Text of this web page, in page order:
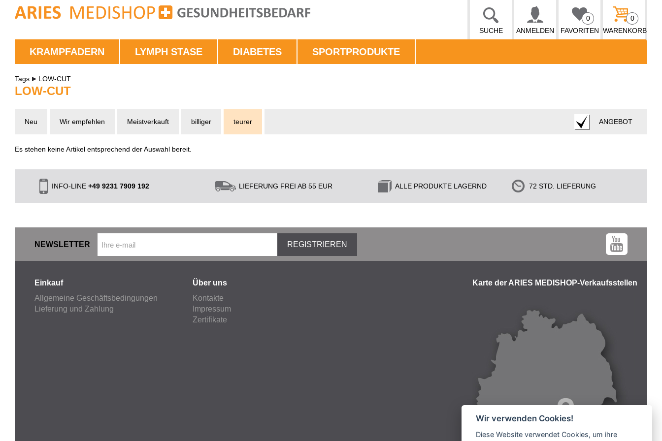
SUCHE ANMELDEN FAVORITEN
0
WARENKORB
0
KRAMPFADERN LYMPH STASE DIABETES SPORTPRODUKTE
Tags LOW-CUT
LOW-CUT
Neu Wir empfehlen Meistverkauft billiger teurer ANGEBOT
Es stehen keine Artikel entsprechend der Auswahl bereit.
INFO-LINE +49 9231 7909 192 LIEFERUNG FREI AB 55 EUR ALLE PRODUKTE LAGERND 72 STD. LIEFERUNG
NEWSLETTER REGISTRIEREN
Einkauf
Allgemeine Geschäftsbedingungen
Lieferung und Zahlung
Über uns
Kontakte
Impressum
Zertifikate
Karte der ARIES MEDISHOP-Verkaufsstellen
Wir verwenden Cookies!
Diese Website verwendet Cookies, um ihre